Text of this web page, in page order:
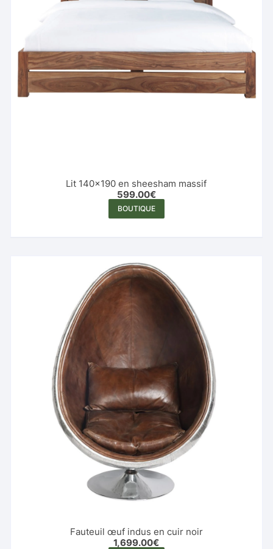
Lit 140×190 en sheesham massif
599.00€
BOUTIQUE
Fauteuil œuf indus en cuir noir
1,699.00€